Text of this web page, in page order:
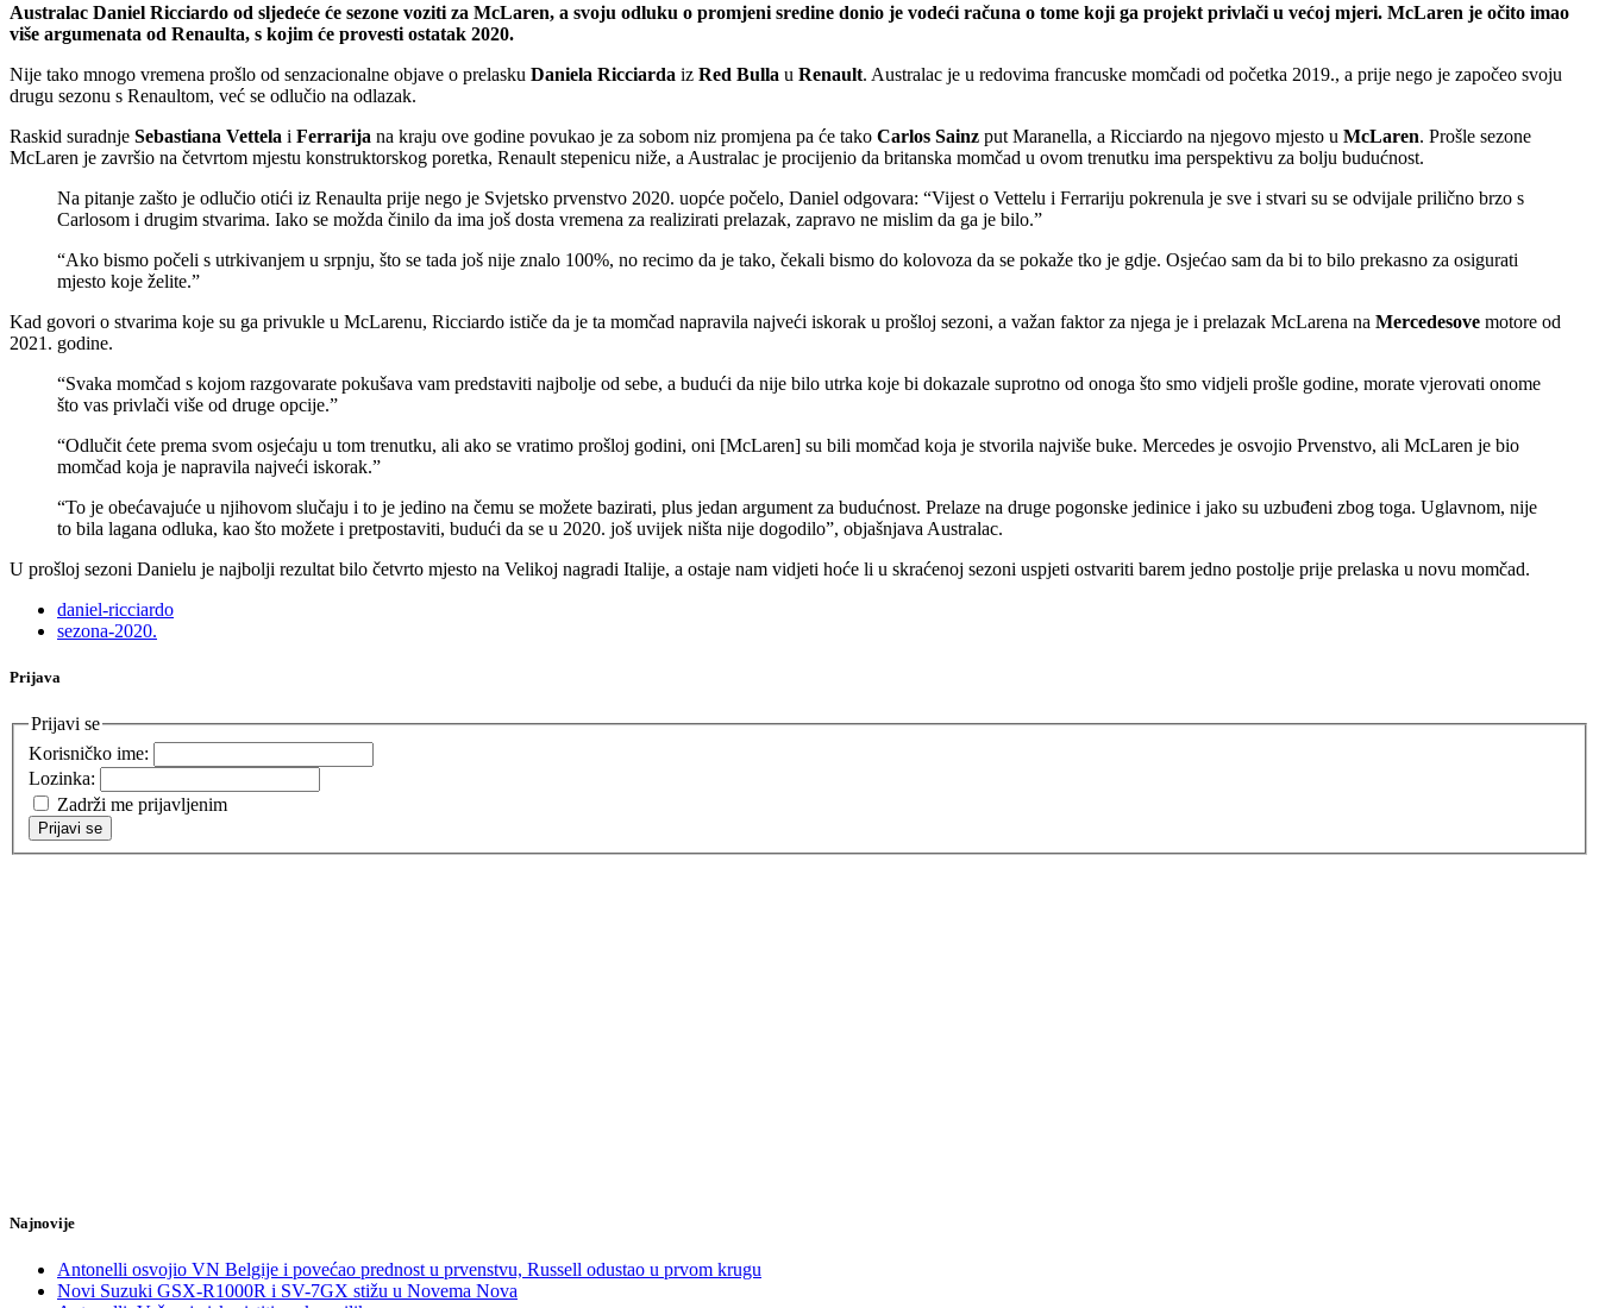
Australac Daniel Ricciardo od sljedeće će sezone voziti za McLaren, a svoju odluku o promjeni sredine donio je vodeći računa o tome koji ga projekt privlači u većoj mjeri. McLaren je očito imao
više argumenata od Renaulta, s kojim će provesti ostatak 2020.
Nije tako mnogo vremena prošlo od senzacionalne objave o prelasku Daniela Ricciarda iz Red Bulla u Renault. Australac je u redovima francuske momčadi od početka 2019., a prije nego je započeo svoju
drugu sezonu s Renaultom, već se odlučio na odlazak.
Raskid suradnje Sebastiana Vettela i Ferrarija na kraju ove godine povukao je za sobom niz promjena pa će tako Carlos Sainz put Maranella, a Ricciardo na njegovo mjesto u McLaren. Prošle sezone
McLaren je završio na četvrtom mjestu konstruktorskog poretka, Renault stepenicu niže, a Australac je procijenio da britanska momčad u ovom trenutku ima perspektivu za bolju budućnost.
Na pitanje zašto je odlučio otići iz Renaulta prije nego je Svjetsko prvenstvo 2020. uopće počelo, Daniel odgovara: “Vijest o Vettelu i Ferrariju pokrenula je sve i stvari su se odvijale prilično brzo s
Carlosom i drugim stvarima. Iako se možda činilo da ima još dosta vremena za realizirati prelazak, zapravo ne mislim da ga je bilo.”
“Ako bismo počeli s utrkivanjem u srpnju, što se tada još nije znalo 100%, no recimo da je tako, čekali bismo do kolovoza da se pokaže tko je gdje. Osjećao sam da bi to bilo prekasno za osigurati
mjesto koje želite.”
Kad govori o stvarima koje su ga privukle u McLarenu, Ricciardo ističe da je ta momčad napravila najveći iskorak u prošloj sezoni, a važan faktor za njega je i prelazak McLarena na Mercedesove motore od
2021. godine.
“Svaka momčad s kojom razgovarate pokušava vam predstaviti najbolje od sebe, a budući da nije bilo utrka koje bi dokazale suprotno od onoga što smo vidjeli prošle godine, morate vjerovati onome
što vas privlači više od druge opcije.”
“Odlučit ćete prema svom osjećaju u tom trenutku, ali ako se vratimo prošloj godini, oni [McLaren] su bili momčad koja je stvorila najviše buke. Mercedes je osvojio Prvenstvo, ali McLaren je bio
momčad koja je napravila najveći iskorak.”
“To je obećavajuće u njihovom slučaju i to je jedino na čemu se možete bazirati, plus jedan argument za budućnost. Prelaze na druge pogonske jedinice i jako su uzbuđeni zbog toga. Uglavnom, nije
to bila lagana odluka, kao što možete i pretpostaviti, budući da se u 2020. još uvijek ništa nije dogodilo”, objašnjava Australac.
U prošloj sezoni Danielu je najbolji rezultat bilo četvrto mjesto na Velikoj nagradi Italije, a ostaje nam vidjeti hoće li u skraćenoj sezoni uspjeti ostvariti barem jedno postolje prije prelaska u novu momčad.
daniel-ricciardo
sezona-2020.
Prijava
Prijavi se
Korisničko ime:
Lozinka:
Zadrži me prijavljenim
Prijavi se
Najnovije
Antonelli osvojio VN Belgije i povećao prednost u prvenstvu, Russell odustao u prvom krugu
Novi Suzuki GSX-R1000R i SV-7GX stižu u Novema Nova